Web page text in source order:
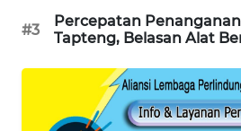
#3
Percepatan
Tapteng, Belasan Alat
BERAMPU
NEWS